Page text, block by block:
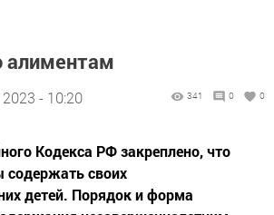
содержать своих
детей. Порядок и форма
несовершеннолетним